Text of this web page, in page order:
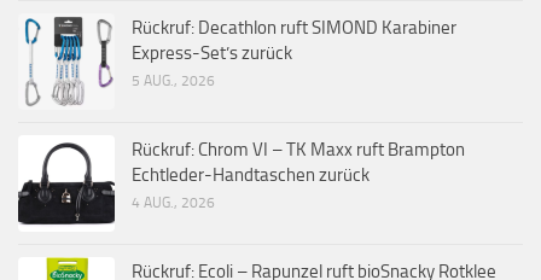
Rückruf: Decathlon ruft SIMOND Karabiner
Express-Set’s zurück
5 AUG., 2026
Rückruf: Chrom VI – TK Maxx ruft Brampton
Echtleder-Handtaschen zurück
4 AUG., 2026
Rückruf: Ecoli – Rapunzel ruft bioSnacky Rotklee